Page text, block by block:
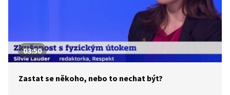
03:50
Zastat se někoho, nebo to nechat být?